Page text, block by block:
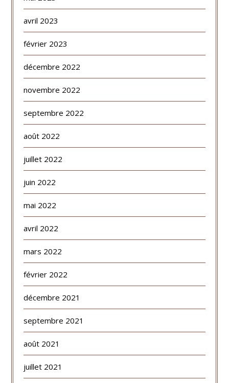
avril 2023
février 2023
décembre 2022
novembre 2022
septembre 2022
août 2022
juillet 2022
juin 2022
mai 2022
avril 2022
mars 2022
février 2022
décembre 2021
septembre 2021
août 2021
juillet 2021